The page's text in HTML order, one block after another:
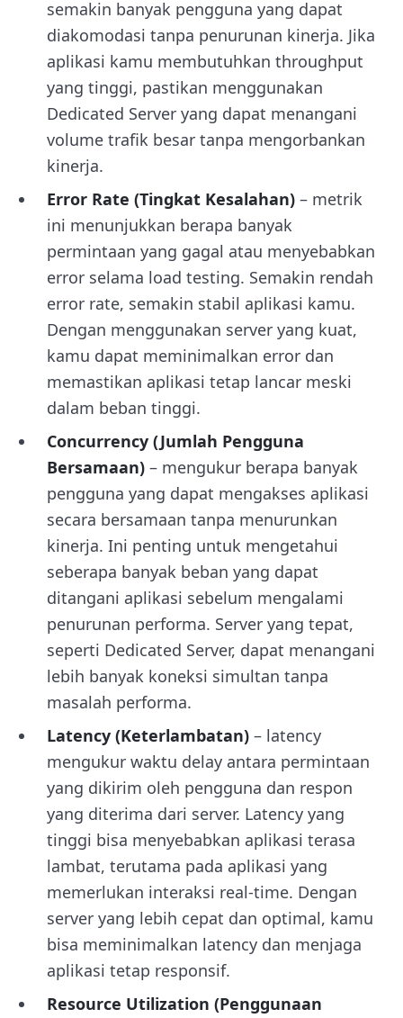
semakin banyak pengguna yang dapat
diakomodasi tanpa penurunan kinerja. Jika
aplikasi kamu membutuhkan throughput
yang tinggi, pastikan menggunakan
Dedicated Server yang dapat menangani
volume trafik besar tanpa mengorbankan
kinerja.
Error Rate (Tingkat Kesalahan) – metrik
ini menunjukkan berapa banyak
permintaan yang gagal atau menyebabkan
error selama load testing. Semakin rendah
error rate, semakin stabil aplikasi kamu.
Dengan menggunakan server yang kuat,
kamu dapat meminimalkan error dan
memastikan aplikasi tetap lancar meski
dalam beban tinggi.
Concurrency (Jumlah Pengguna
Bersamaan) – mengukur berapa banyak
pengguna yang dapat mengakses aplikasi
secara bersamaan tanpa menurunkan
kinerja. Ini penting untuk mengetahui
seberapa banyak beban yang dapat
ditangani aplikasi sebelum mengalami
penurunan performa. Server yang tepat,
seperti Dedicated Server, dapat menangani
lebih banyak koneksi simultan tanpa
masalah performa.
Latency (Keterlambatan) – latency
mengukur waktu delay antara permintaan
yang dikirim oleh pengguna dan respon
yang diterima dari server. Latency yang
tinggi bisa menyebabkan aplikasi terasa
lambat, terutama pada aplikasi yang
memerlukan interaksi real-time. Dengan
server yang lebih cepat dan optimal, kamu
bisa meminimalkan latency dan menjaga
aplikasi tetap responsif.
Resource Utilization (Penggunaan